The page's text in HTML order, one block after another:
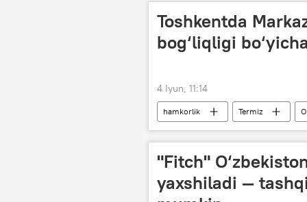
Toshkentda
bog‘liqligi
4 Iyun, 11:14
hamkorlik Termiz
xavfsizlik
Jamiyat
"Fitch"
yaxshiladi —